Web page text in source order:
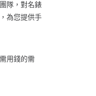
隊，對名錶
為您提供手
用錢的需